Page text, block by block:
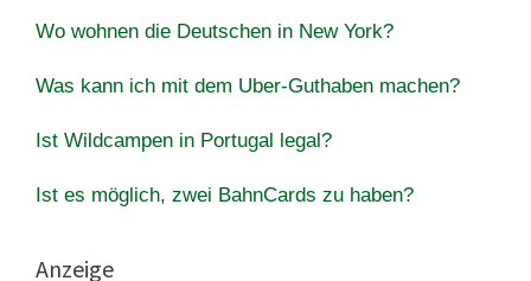
Wo wohnen die Deutschen in New York?
Was kann ich mit dem Uber-Guthaben machen?
Ist Wildcampen in Portugal legal?
Ist es möglich, zwei BahnCards zu haben?
Anzeige